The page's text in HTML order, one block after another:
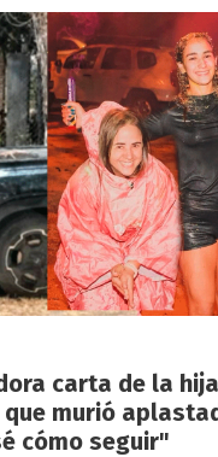
carta de la
murió
cómo seguir"